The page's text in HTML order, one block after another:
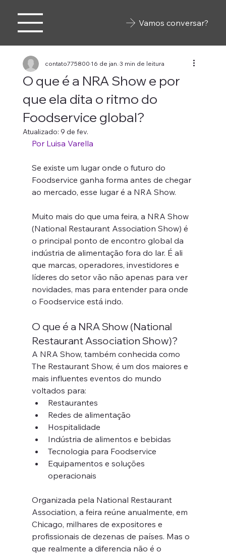
Vamos conversar?
O que é a NRA Show e por
que ela dita o ritmo do
Foodservice global?
contato77580016 de jan.3 min de leitura
Atualizado: 9 de fev.
Por Luisa Varella
Se existe um lugar onde o futuro do
Foodservice ganha forma antes de chegar
ao mercado, esse lugar é a NRA Show.
Muito mais do que uma feira, a NRA Show
(National Restaurant Association Show) é
o principal ponto de encontro global da
indústria de alimentação fora do lar. É ali
que marcas, operadores, investidores e
líderes do setor vão não apenas para ver
novidades, mas para entender para onde
o Foodservice está indo.
O que é a NRA Show (National
Restaurant Association Show)?
A NRA Show, também conhecida como
The Restaurant Show, é um dos maiores e
mais influentes eventos do mundo
voltados para:
Restaurantes
Redes de alimentação
Hospitalidade
Indústria de alimentos e bebidas
Tecnologia para Foodservice
Equipamentos e soluções
operacionais
Organizada pela National Restaurant
Association, a feira reúne anualmente, em
Chicago, milhares de expositores e
profissionais de dezenas de países. Mas o
que realmente a diferencia não é o